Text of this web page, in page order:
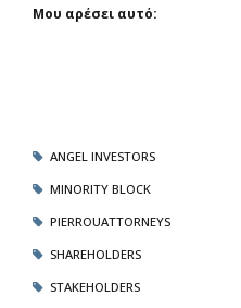
Μου αρέσει αυτό:
ANGEL INVESTORS
MINORITY BLOCK
PIERROUATTORNEYS
SHAREHOLDERS
STAKEHOLDERS